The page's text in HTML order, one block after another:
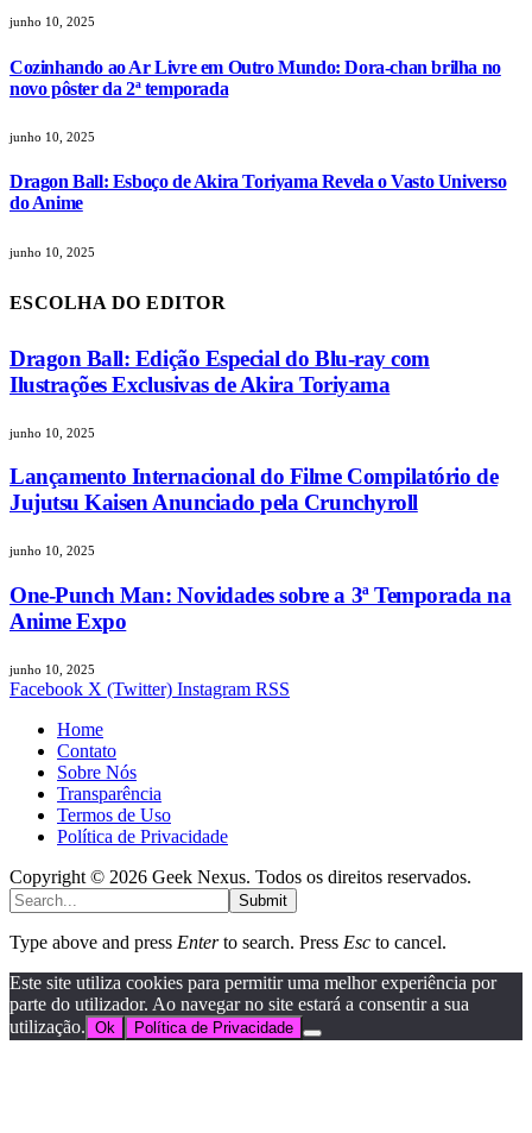
junho 10, 2025
Cozinhando ao Ar Livre em Outro Mundo: Dora-chan brilha no
novo pôster da 2ª temporada
junho 10, 2025
Dragon Ball: Esboço de Akira Toriyama Revela o Vasto Universo
do Anime
junho 10, 2025
ESCOLHA DO EDITOR
Dragon Ball: Edição Especial do Blu-ray com
Ilustrações Exclusivas de Akira Toriyama
junho 10, 2025
Lançamento Internacional do Filme Compilatório de
Jujutsu Kaisen Anunciado pela Crunchyroll
junho 10, 2025
One-Punch Man: Novidades sobre a 3ª Temporada na
Anime Expo
junho 10, 2025
Facebook X (Twitter) Instagram RSS
Home
Contato
Sobre Nós
Transparência
Termos de Uso
Política de Privacidade
Copyright © 2026 Geek Nexus. Todos os direitos reservados.
Submit
Type above and press Enterto search. Press Esc to cancel.
Este site utiliza cookies para permitir uma melhor experiência por
parte do utilizador. Ao navegar no site estará a consentir a sua
utilização. Ok Política de Privacidade